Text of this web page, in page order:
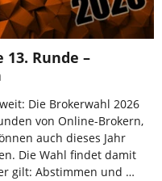
Runde –
Die Brokerwahl 2026
von Online-Brokern,
auch dieses Jahr
Die Wahl findet damit
gilt: Abstimmen und …